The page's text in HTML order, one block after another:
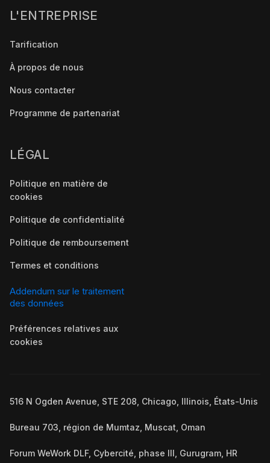
L'ENTREPRISE
Tarification
À propos de nous
Nous contacter
Programme de partenariat
LÉGAL
Politique en matière de
cookies
Politique de confidentialité
Politique de remboursement
Termes et conditions
Addendum sur le traitement
des données
Préférences relatives aux
cookies
516 N Ogden Avenue, STE 208, Chicago, Illinois, États-Unis
Bureau 703, région de Mumtaz, Muscat, Oman
Forum WeWork DLF, Cybercité, phase III, Gurugram, HR